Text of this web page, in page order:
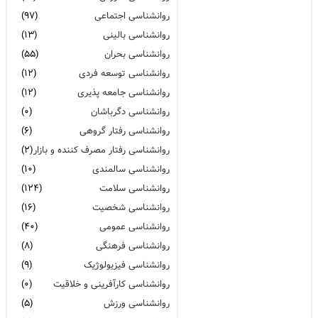
بازگشت وزارت جنگ آمریکا | تهدیدی برای صلح مدرن
قدرت پنهان تجربه‌های شخصی | داستان‌ها می‌توانند زندگی
اختلاف سنی در روابط | آماری جهانی
افراد شب زنده‌دار بیشتر مستعد اضطراب و تنهایی هستند
مراقبت از کودکان در دنیایی که به سرعت رو به تغییر است
احساسات شما به حقایق اهمیت می‌دهند
همبستگی مردم پس از حمله اسرائیل بی‌سابقه بود
افسردگی گاهی الهام‌بخش است، گاهی مانع
انزوای اجتماعی و سلامت روان | اثرات و راهکارهای مقابله
عشوه‌گری و صداقت در رابطه؛ نقش‌بازی یا احساس واقعی؟
روانشناسی اجتماعی
(۹۷)
روانشناسی بالینی
(۱۳)
روانشناسی بحران
(۵۵)
روانشناسی توسعه فردی
(۱۲)
روانشناسی جامعه پذیری
(۱۲)
روانشناسی دگرباشان
(۰)
روانشناسی رفتار گروهی
(۶)
روانشناسی رفتار مصرف کننده و بازار(۲)
روانشناسی سالمندی
(۱۰)
روانشناسی سلامت
(۱۲۴)
روانشناسی شخصیت
(۱۶)
روانشناسی عمومی
(۴۰)
روانشناسی فرهنگی
(۸)
روانشناسی فیزیولوژیک
(۹)
روانشناسی کارآفرینی و خلاقیت
(۰)
روانشناسی ورزش
(۵)